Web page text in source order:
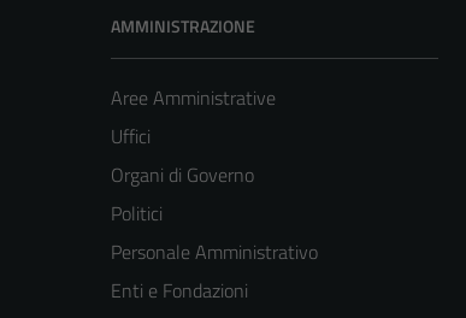
AMMINISTRAZIONE
Aree Amministrative
Uffici
Organi di Governo
Politici
Personale Amministrativo
Enti e Fondazioni